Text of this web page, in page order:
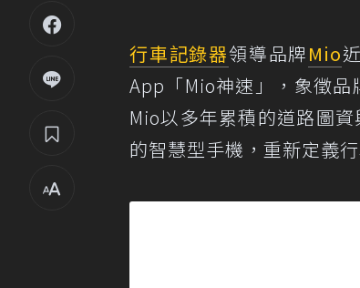
行車記錄器領導品牌Mio
App「Mio神速」，象徵品
Mio以多年累積的道路圖
的智慧型手機，重新定義